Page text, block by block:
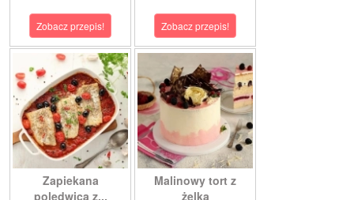
Zobacz przepis! Zobacz przepis!
Zapiekana
polędwica z...
Malinowy tort z
żelką